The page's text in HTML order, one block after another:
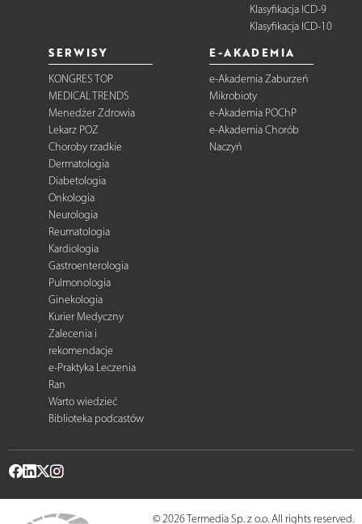
Klasyfikacja ICD-9
Klasyfikacja ICD-10
SERWISY
KONGRES TOP
MEDICAL TRENDS
Menedżer Zdrowia
Lekarz POZ
Choroby rzadkie
Dermatologia
Diabetologia
Onkologia
Neurologia
Reumatologia
Kardiologia
Gastroenterologia
Pulmonologia
Ginekologia
Kurier Medyczny
Zalecenia i
rekomendacje
e-Praktyka Leczenia
Ran
Warto wiedzieć
Biblioteka podcastów
E-AKADEMIA
e-Akademia Zaburzeń
Mikrobioty
e-Akademia POChP
e-Akademia Chorób
Naczyń
© 2026 Termedia Sp. z o.o. All rights reserved.